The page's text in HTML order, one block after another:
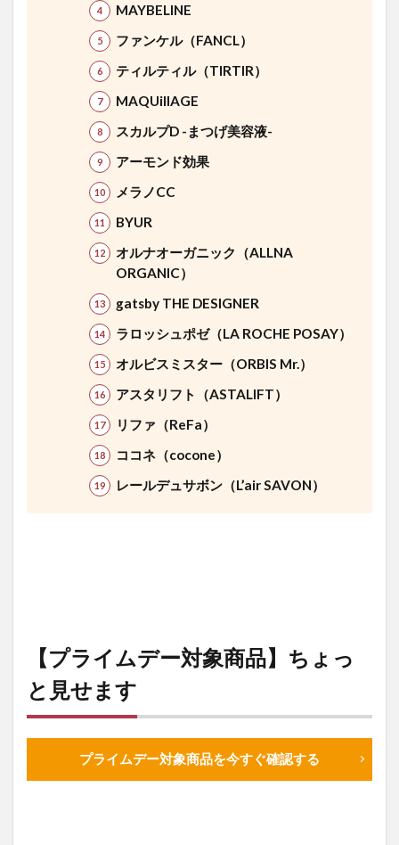
MAYBELINE
ファンケル（FANCL）
ティルティル（TIRTIR）
MAQUillAGE
スカルプD -まつげ美容液-
アーモンド効果
メラノCC
BYUR
オルナオーガニック（ALLNA
ORGANIC）
gatsby THE DESIGNER
ラロッシュポゼ（LA ROCHE POSAY）
オルビスミスター（ORBIS Mr.）
アスタリフト（ASTALIFT）
リファ（ReFa）
ココネ（cocone）
レールデュサボン（L’air SAVON）
【プライムデー対象商品】ちょっ
と見せます
プライムデー対象商品を今すぐ確認する